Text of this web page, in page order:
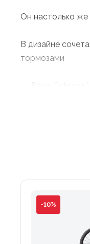
Он настолько же
В дизайне
тормозами
-10%